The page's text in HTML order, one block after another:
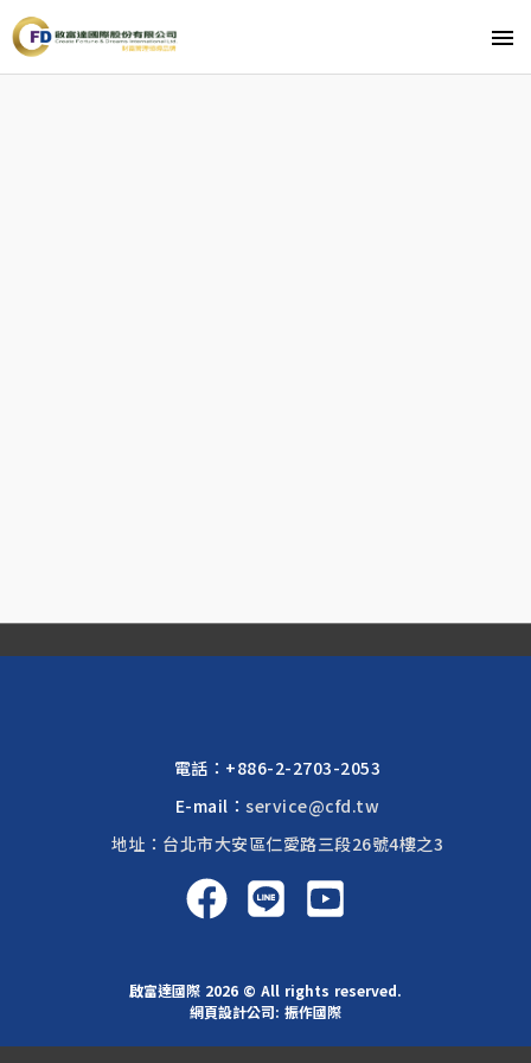
電話： +886-2-2703-2053
E-mail：service@cfd.tw
地址：台北市大安區仁愛路三段26號4樓之3
啟富達國際 2026 © All rights reserved.
網頁設計公司: 振作國際